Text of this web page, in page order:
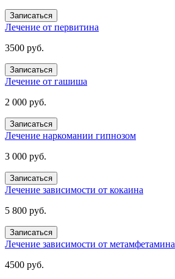
Записаться
Лечение от первитина
3500 руб.
Записаться
Лечение от гашиша
2 000 руб.
Записаться
Лечение наркомании гипнозом
3 000 руб.
Записаться
Лечение зависимости от кокаина
5 800 руб.
Записаться
Лечение зависимости от метамфетамина
4500 руб.